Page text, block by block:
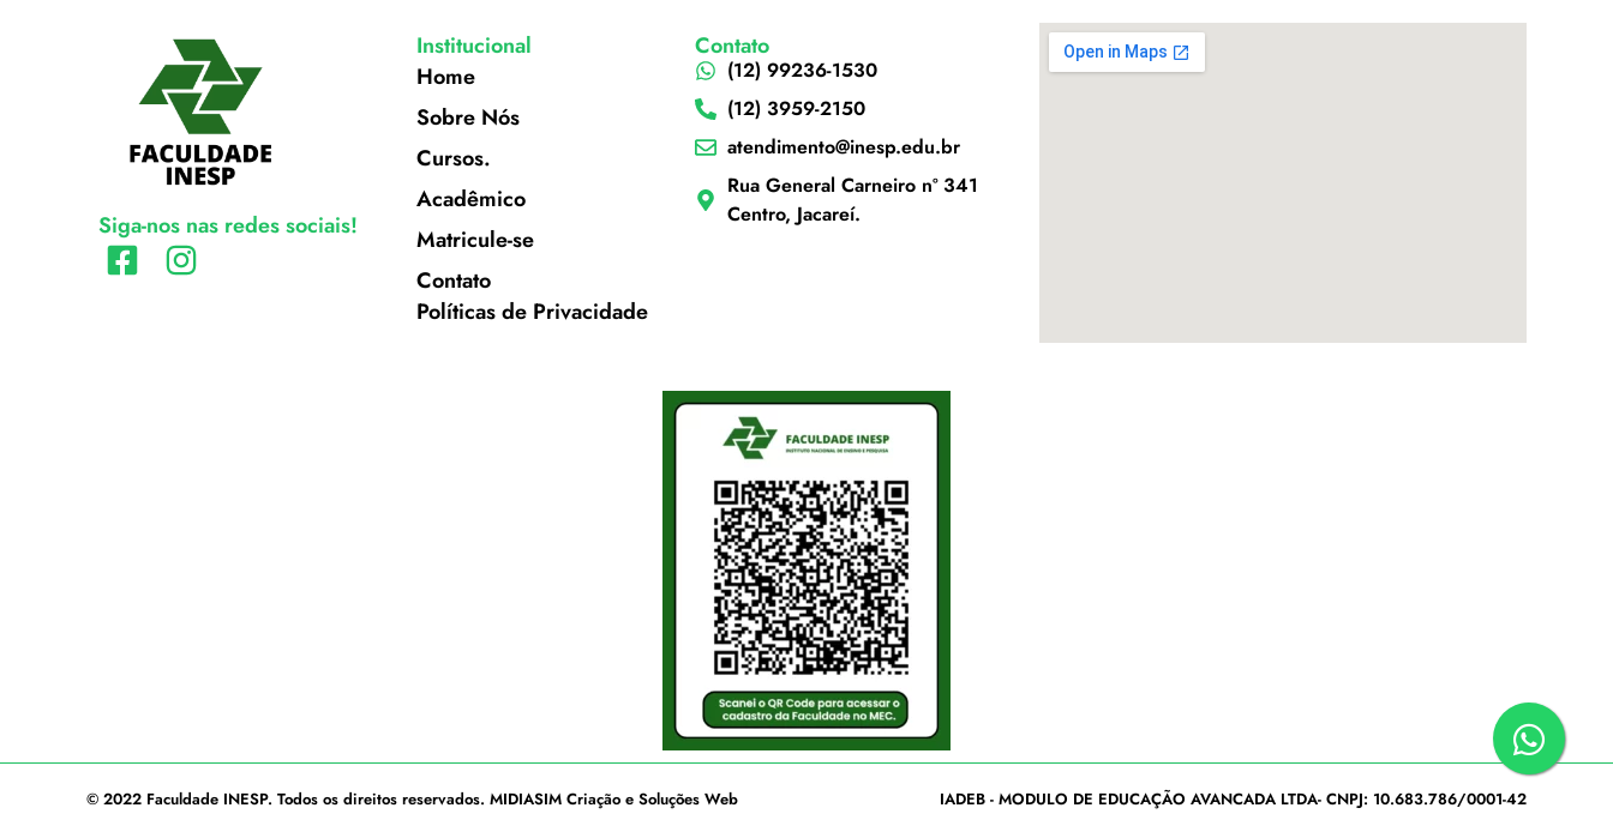
Siga-nos nas redes sociais!
Institucional
Home
Sobre Nós
Cursos.
Acadêmico
Matricule-se
Contato
Políticas de Privacidade
Contato
(12) 99236-1530
(12) 3959-2150
atendimento@inesp.edu.br
Rua General Carneiro nº 341
Centro, Jacareí.
© 2022 Faculdade INESP. Todos os direitos reservados. MIDIASIM Criação e Soluções Web IADEB - MODULO DE EDUCAÇÃO AVANCADA LTDA- CNPJ: 10.683.786/0001-42